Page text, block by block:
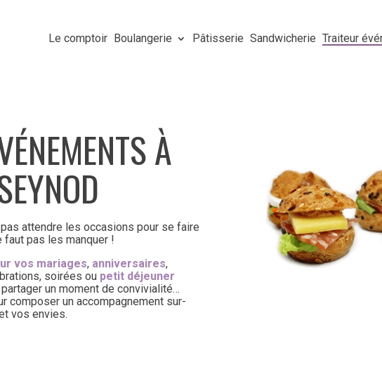
Le comptoir Boulangerie Pâtisserie Sandwicherie Traiteur
À
pas attendre les occasions pour se faire
faut pas les manquer !
vos mariages, anniversaires,
soirées ou petit déjeuner
un moment de convivialité…
composer un accompagnement sur-
vos envies.